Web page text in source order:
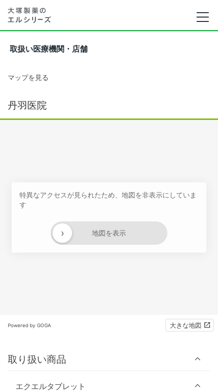
取扱い医療機関・店舗
マップを見る
丹羽医院
特異なアクセスが見られたため、地図を非表示にしていま
す
地図を表示
›
Powered by GOGA 大きな地図
取り扱い商品
エクエルタブレット